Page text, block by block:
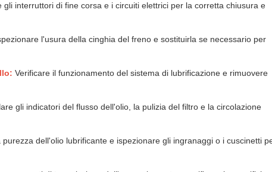
gli interruttori di fine corsa e i circuiti elettrici per la corretta chiusura e
l'usura della cinghia del freno e sostituirla se necessario per
Verificare il funzionamento del sistema di lubrificazione e rimuovere
gli indicatori del flusso dell'olio, la pulizia del filtro e la circolazione
purezza dell'olio lubrificante e ispezionare gli ingranaggi o i cuscinetti